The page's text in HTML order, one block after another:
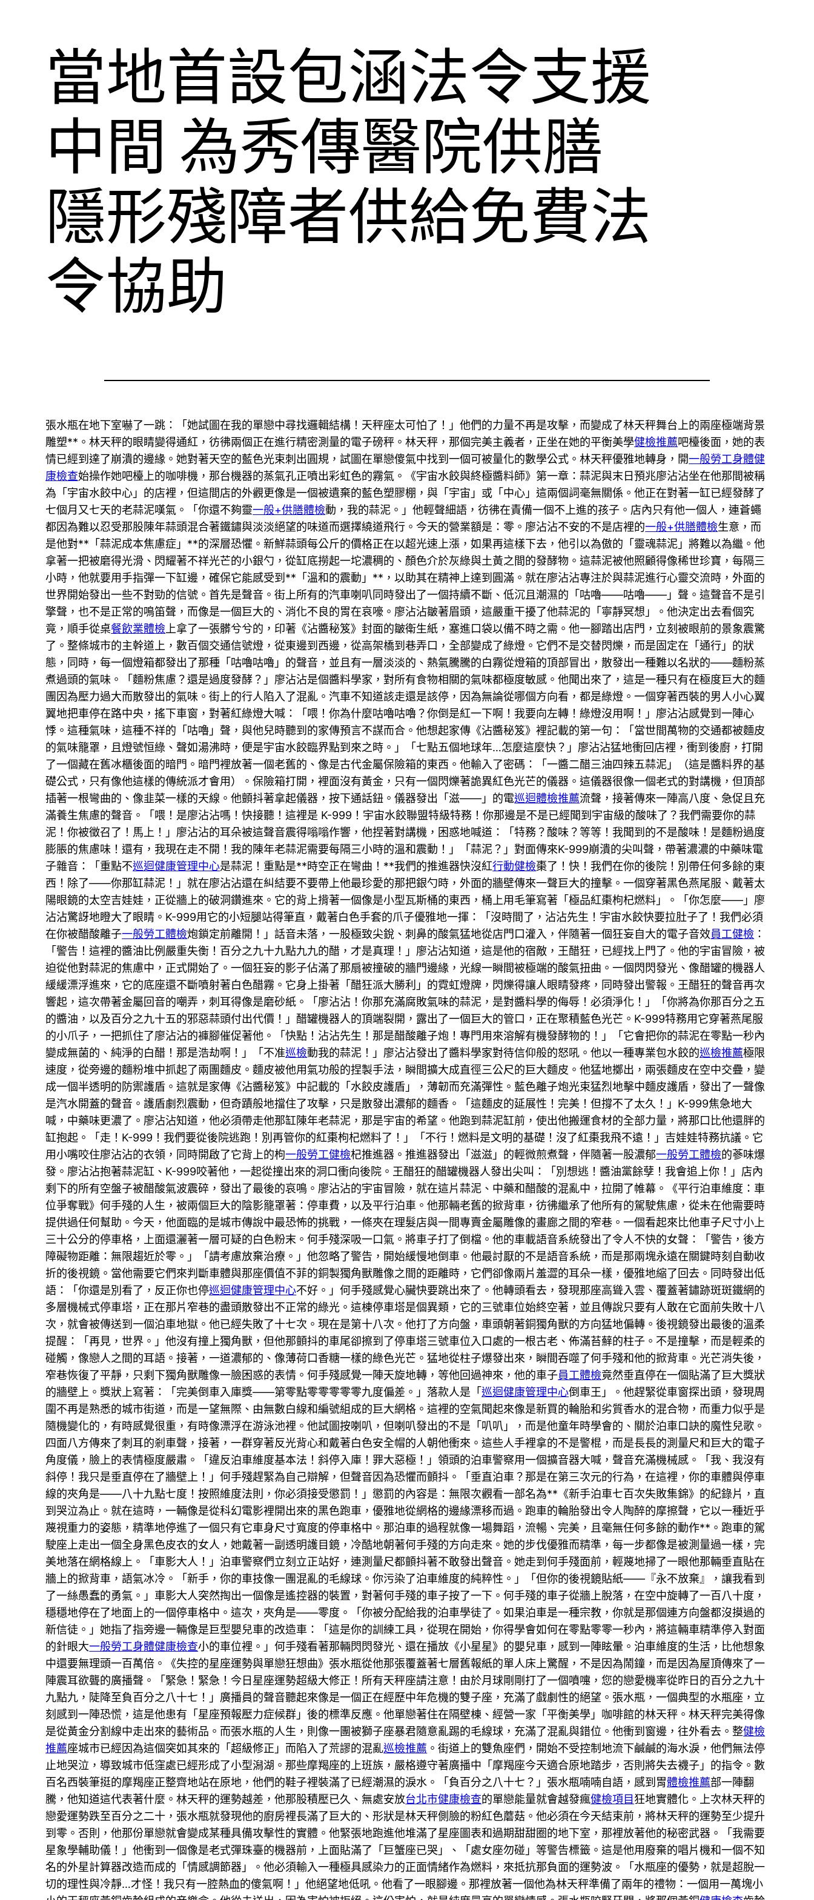
當地首設包涵法令支援
中間 為秀傳醫院供膳
隱形殘障者供給免費法
令協助
張水瓶在地下室嚇了一跳：「她試圖在我的單戀中尋找邏輯結構！天秤座太可怕了！」他們的力量不再是攻擊，而變成了林天秤舞台上的兩座極端背景
雕塑**。林天秤的眼睛變得通紅，彷彿兩個正在進行精密測量的電子磅秤。林天秤，那個完美主義者，正坐在她的平衡美學健檢推薦吧檯後面，她的表
情已經到達了崩潰的邊緣。她對著天空的藍色光束刺出圓規，試圖在單戀傻氣中找到一個可被量化的數學公式。林天秤優雅地轉身，開一般勞工身體健
康檢查始操作她吧檯上的咖啡機，那台機器的蒸氣孔正噴出彩虹色的霧氣。《宇宙水餃與終極醬料師》第一章：蒜泥與末日預兆廖沾沾坐在他那間被稱
為「宇宙水餃中心」的店裡，但這間店的外觀更像是一個被遺棄的藍色塑膠棚，與「宇宙」或「中心」這兩個詞毫無關係。他正在對著一缸已經發酵了
七個月又七天的老蒜泥嘆氣。「你還不夠靈一般+供膳體檢動，我的蒜泥。」他輕聲細語，彷彿在責備一個不上進的孩子。店內只有他一個人，連蒼蠅
都因為難以忍受那股陳年蒜頭混合著鐵鏽與淡淡絕望的味道而選擇繞道飛行。今天的營業額是：零。廖沾沾不安的不是店裡的一般+供膳體檢生意，而
是他對**「蒜泥成本焦慮症」**的深層恐懼。新鮮蒜頭每公斤的價格正在以超光速上漲，如果再這樣下去，他引以為傲的「靈魂蒜泥」將難以為繼。他
拿著一把被磨得光滑、閃耀著不祥光芒的小銀勺，從缸底撈起一坨濃稠的、顏色介於灰綠與土黃之間的發酵物。這蒜泥被他照顧得像稀世珍寶，每隔三
小時，他就要用手指彈一下缸邊，確保它能感受到**「溫和的震動」**，以助其在精神上達到圓滿。就在廖沾沾專注於與蒜泥進行心靈交流時，外面的
世界開始發出一些不對勁的信號。首先是聲音。街上所有的汽車喇叭同時發出了一個持續不斷、低沉且潮濕的「咕嚕——咕嚕——」聲。這聲音不是引
擎聲，也不是正常的鳴笛聲，而像是一個巨大的、消化不良的胃在哀嚎。廖沾沾皺著眉頭，這嚴重干擾了他蒜泥的「寧靜冥想」。他決定出去看個究
竟，順手從桌餐飲業體檢 上拿了一張髒兮兮的，印著《沾醬秘笈》封面的皺衛生紙，塞進口袋以備不時之需。他一腳踏出店門，立刻被眼前的景象震驚
了。整條城市的主幹道上，數百個交通信號燈，從東邊到西邊，從高架橋到巷弄口，全部變成了綠燈。它們不是交替閃爍，而是固定在「通行」的狀
態，同時，每一個燈箱都發出了那種「咕嚕咕嚕」的聲音，並且有一層淡淡的、熱氣騰騰的白霧從燈箱的頂部冒出，散發出一種難以名狀的——麵粉蒸
煮過頭的氣味。「麵粉焦慮？還是過度發酵？」廖沾沾是個醬料學家，對所有食物相關的氣味都極度敏感。他聞出來了，這是一種只有在極度巨大的麵
團因為壓力過大而散發出的氣味。街上的行人陷入了混亂。汽車不知道該走還是該停，因為無論從哪個方向看，都是綠燈。一個穿著西裝的男人小心翼
翼地把車停在路中央，搖下車窗，對著紅綠燈大喊：「喂！你為什麼咕嚕咕嚕？你倒是紅一下啊！我要向左轉！綠燈沒用啊！」廖沾沾感覺到一陣心
悸。這種氣味，這種不祥的「咕嚕」聲，與他兒時聽到的家傳預言不謀而合。他想起家傳《沾醬秘笈》裡記載的第一句：「當世間萬物的交通都被麵皮
的氣味籠罩，且燈號恒綠、聲如湯沸時，便是宇宙水餃臨界點到來之時。」「七點五個地球年…怎麼這麼快？」廖沾沾猛地衝回店裡，衝到後廚，打開
了一個藏在舊冰櫃後面的暗門。暗門裡放著一個老舊的、像是古代金屬保險箱的東西。他輸入了密碼：「一醬二醋三油四辣五蒜泥」（這是醬料界的基
礎公式，只有像他這樣的傳統派才會用）。保險箱打開，裡面沒有黃金，只有一個閃爍著詭異紅色光芒的儀器。這儀器很像一個老式的對講機，但頂部
插著一根彎曲的、像韭菜一樣的天線。他顫抖著拿起儀器，按下通話鈕。儀器發出「滋——」的電巡迴體檢推薦流聲，接著傳來一陣高八度、急促且充
滿養生焦慮的聲音。「喂！是廖沾沾嗎！快接聽！這裡是 K-999！宇宙水餃聯盟特級特務！你那邊是不是已經聞到宇宙級的酸味了？我們需要你的蒜
泥！你被徵召了！馬上！」廖沾沾的耳朵被這聲音震得嗡嗡作響，他捏著對講機，困惑地喊道：「特務？酸味？等等！我聞到的不是酸味！是麵粉過度
膨脹的焦慮味！還有，我現在走不開！我的陳年老蒜泥需要每隔三小時的溫和震動！」「蒜泥？」對面傳來K-999崩潰的尖叫聲，帶著濃濃的中藥味電
子雜音：「重點不巡迴健康管理中心是蒜泥！重點是**時空正在彎曲！**我們的推進器快沒紅行動健檢棗了！快！我們在你的後院！別帶任何多餘的東
西！除了——你那缸蒜泥！」就在廖沾沾還在糾結要不要帶上他最珍愛的那把銀勺時，外面的牆壁傳來一聲巨大的撞擊。一個穿著黑色燕尾服、戴著太
陽眼鏡的太空吉娃娃，正從牆上的破洞鑽進來。它的背上揹著一個像是小型瓦斯桶的東西，桶上用毛筆寫著「極品紅棗枸杞燃料」。「你怎麼——」廖
沾沾驚訝地瞪大了眼睛。K-999用它的小短腿站得筆直，戴著白色手套的爪子優雅地一揮：「沒時間了，沾沾先生！宇宙水餃快要拉肚子了！我們必須
在你被醋酸離子一般勞工體檢炮鎖定前離開！」話音未落，一股極致尖銳、刺鼻的酸氣猛地從店門口灌入，伴隨著一個狂妄自大的電子音效員工健檢 ：
「警告！這裡的醬油比例嚴重失衡！百分之九十九點九九的醋，才是真理！」廖沾沾知道，這是他的宿敵，王醋狂，已經找上門了。他的宇宙冒險，被
迫從他對蒜泥的焦慮中，正式開始了。一個狂妄的影子佔滿了那扇被撞破的牆門邊緣，光線一瞬間被極端的酸氣扭曲。一個閃閃發光、像醋罐的機器人
緩緩漂浮進來，它的底座還不斷噴射著白色醋霧。它身上掛著「醋狂派大勝利」的霓虹燈牌，閃爍得讓人眼睛發疼，同時發出警報。王醋狂的聲音再次
響起，這次帶著金屬回音的嘲弄，刺耳得像是磨砂紙。「廖沾沾！你那充滿腐敗氣味的蒜泥，是對醬料學的侮辱！必須淨化！」「你將為你那百分之五
的醬油，以及百分之九十五的邪惡蒜頭付出代價！」醋罐機器人的頂端裂開，露出了一個巨大的管口，正在聚積藍色光芒。K-999特務用它穿著燕尾服
的小爪子，一把抓住了廖沾沾的褲腳催促著他。「快點！沾沾先生！那是醋酸離子炮！專門用來溶解有機發酵物的！」「它會把你的蒜泥在零點一秒內
變成無菌的、純淨的白醋！那是浩劫啊！」「不准巡檢動我的蒜泥！」廖沾沾發出了醬料學家對待信仰般的怒吼。他以一種專業包水餃的巡檢推薦極限
速度，從旁邊的麵粉堆中抓起了兩團麵皮。麵皮被他用氣功般的捏製手法，瞬間擴大成直徑三公尺的巨大麵皮。他猛地擲出，兩張麵皮在空中交疊，變
成一個半透明的防禦護盾。這就是家傳《沾醬秘笈》中記載的「水餃皮護盾」，薄韌而充滿彈性。藍色離子炮光束猛烈地擊中麵皮護盾，發出了一聲像
是汽水開蓋的聲音。護盾劇烈震動，但奇蹟般地擋住了攻擊，只是散發出濃郁的麵香。「這麵皮的延展性！完美！但撐不了太久！」K-999焦急地大
喊，中藥味更濃了。廖沾沾知道，他必須帶走他那缸陳年老蒜泥，那是宇宙的希望。他跑到蒜泥缸前，使出他搬運食材的全部力量，將那口比他還胖的
缸抱起。「走！K-999！我們要從後院逃跑！別再管你的紅棗枸杞燃料了！」「不行！燃料是文明的基礎！沒了紅棗我飛不遠！」吉娃娃特務抗議。它
用小嘴咬住廖沾沾的衣領，同時開啟了它背上的枸一般勞工健檢杞推進器。推進器發出「滋滋」的輕微煎煮聲，伴隨著一股濃郁一般勞工體檢的蔘味爆
發。廖沾沾抱著蒜泥缸、K-999咬著他，一起從撞出來的洞口衝向後院。王醋狂的醋罐機器人發出尖叫：「別想逃！醬油黨餘孽！我會追上你！」店內
剩下的所有空盤子被醋酸氣波震碎，發出了最後的哀鳴。廖沾沾的宇宙冒險，就在這片蒜泥、中藥和醋酸的混亂中，拉開了帷幕。《平行泊車維度：車
位爭奪戰》何手殘的人生，被兩個巨大的陰影籠罩著：停車費，以及平行泊車。他那輛老舊的掀背車，彷彿繼承了他所有的駕駛焦慮，從未在他需要時
提供過任何幫助。今天，他面臨的是城市傳說中最恐怖的挑戰，一條夾在理髮店與一間專賣金屬雕像的畫廊之間的窄巷。一個看起來比他車子尺寸小上
三十公分的停車格，上面還灑著一層可疑的白色粉末。何手殘深吸一口氣。將車子打了倒檔。他的車載語音系統發出了令人不快的女聲：「警告，後方
障礙物距離：無限趨近於零。」「請考慮放棄治療。」他忽略了警告，開始緩慢地倒車。他最討厭的不是語音系統，而是那兩塊永遠在關鍵時刻自動收
折的後視鏡。當他需要它們來判斷車體與那座價值不菲的銅製獨角獸雕像之間的距離時，它們卻像兩片羞澀的耳朵一樣，優雅地縮了回去。同時發出低
語：「你還是別看了，反正你也停巡迴健康管理中心不好。」何手殘感覺心臟快要跳出來了。他轉頭看去，發現那座高聳入雲、覆蓋著鏽跡斑斑鐵網的
多層機械式停車塔，正在那片窄巷的盡頭散發出不正常的綠光。這棟停車塔是個異類，它的三號車位始終空著，並且傳說只要有人敢在它面前失敗十八
次，就會被傳送到一個泊車地獄。他已經失敗了十七次。現在是第十八次。他打了方向盤，車頭朝著銅獨角獸的方向猛地偏轉。後視鏡發出最後的溫柔
提醒：「再見，世界。」他沒有撞上獨角獸，但他那顫抖的車尾卻擦到了停車塔三號車位入口處的一根古老、佈滿苔蘚的柱子。不是撞擊，而是輕柔的
碰觸，像戀人之間的耳語。接著，一道濃郁的、像薄荷口香糖一樣的綠色光芒。猛地從柱子爆發出來，瞬間吞噬了何手殘和他的掀背車。光芒消失後，
窄巷恢復了平靜，只剩下獨角獸雕像一臉困惑的表情。何手殘感覺一陣天旋地轉，等他回過神來，他的車子員工體檢竟然垂直停在一個貼滿了巨大獎狀
的牆壁上。獎狀上寫著：「完美倒車入庫獎——第零點零零零零零九度偏差。」落款人是「巡迴健康管理中心倒車王」。他趕緊從車窗探出頭，發現周
圍不再是熟悉的城市街道，而是一望無際、由無數白線和編號組成的巨大網格。這裡的空氣聞起來像是新買的輪胎和劣質香水的混合物，而重力似乎是
隨機變化的，有時感覺很重，有時像漂浮在游泳池裡。他試圖按喇叭，但喇叭發出的不是「叭叭」，而是他童年時學會的、關於泊車口訣的魔性兒歌。
四面八方傳來了刺耳的剎車聲，接著，一群穿著反光背心和戴著白色安全帽的人朝他衝來。這些人手裡拿的不是警棍，而是長長的測量尺和巨大的電子
角度儀，臉上的表情極度嚴肅。「違反泊車維度基本法！斜停入庫！罪大惡極！」領頭的泊車警察用一個擴音器大喊，聲音充滿機械感。「我、我沒有
斜停！我只是垂直停在了牆壁上！」何手殘趕緊為自己辯解，但聲音因為恐懼而顫抖。「垂直泊車？那是在第三次元的行為，在這裡，你的車體與停車
線的夾角是——八十九點七度！按照維度法則，你必須接受懲罰！」懲罰的內容是：無限次觀看一部名為**《新手泊車七百次失敗集錦》的紀錄片，直
到哭泣為止。就在這時，一輛像是從科幻電影裡開出來的黑色跑車，優雅地從網格的邊緣漂移而過。跑車的輪胎發出令人陶醉的摩擦聲，它以一種近乎
蔑視重力的姿態，精準地停進了一個只有它車身尺寸寬度的停車格中。那泊車的過程就像一場舞蹈，流暢、完美，且毫無任何多餘的動作**。跑車的駕
駛座上走出一個全身黑色皮衣的女人，她戴著一副透明護目鏡，冷酷地朝著何手殘的方向走來。她的步伐優雅而精準，每一步都像是被測量過一樣，完
美地落在網格線上。「車影大人！」泊車警察們立刻立正站好，連測量尺都顫抖著不敢發出聲音。她走到何手殘面前，輕蔑地掃了一眼他那輛垂直貼在
牆上的掀背車，語氣冰冷。「新手，你的車技像一團混亂的毛線球。你污染了泊車維度的純粹性。」「但你的後視鏡貼紙——『永不放棄』，讓我看到
了一絲愚蠢的勇氣。」車影大人突然掏出一個像是遙控器的裝置，對著何手殘的車子按了一下。何手殘的車子從牆上脫落，在空中旋轉了一百八十度，
穩穩地停在了地面上的一個停車格中。這次，夾角是——零度。「你被分配給我的泊車學徒了。如果泊車是一種宗教，你就是那個連方向盤都沒摸過的
新信徒。」她指了指旁邊一輛像是巨型嬰兒車的改造車：「這是你的訓練工具，從現在開始，你得學會如何在零點零零一秒內，將這輛車精準停入對面
的針眼大一般勞工身體健康檢查小的車位裡。」何手殘看著那輛閃閃發光、還在播放《小星星》的嬰兒車，感到一陣眩暈。泊車維度的生活，比他想象
中還要無理頭一百萬倍。《失控的星座運勢與單戀狂想曲》張水瓶從他那張覆蓋著七層舊報紙的單人床上驚醒，不是因為鬧鐘，而是因為屋頂傳來了一
陣震耳欲聾的廣播聲。「緊急！緊急！今日星座運勢超級大修正！所有天秤座請注意！由於月球剛剛打了一個噴嚏，您的戀愛機率從昨日的百分之九十
九點九，陡降至負百分之八十七！」廣播員的聲音聽起來像是一個正在經歷中年危機的雙子座，充滿了戲劇性的絕望。張水瓶，一個典型的水瓶座，立
刻感到一陣恐慌，這是他患有「星座預報壓力症候群」後的標準反應。他單戀著住在隔壁棟、經營一家「平衡美學」咖啡館的林天秤。林天秤完美得像
是從黃金分割線中走出來的藝術品。而張水瓶的人生，則像一團被獅子座暴君隨意亂踢的毛線球，充滿了混亂與錯位。他衝到窗邊，往外看去。整健檢
推薦座城市已經因為這個突如其來的「超級修正」而陷入了荒謬的混亂巡檢推薦 。街道上的雙魚座們，開始不受控制地流下鹹鹹的海水淚，他們無法停
止地哭泣，導致城市低窪處已經形成了小型潟湖。那些摩羯座的上班族，嚴格遵守著廣播中「摩羯座今天適合原地踏步，否則將失去襪子」的指令。數
百名西裝筆挺的摩羯座正整齊地站在原地，他們的鞋子裡裝滿了已經潮濕的淚水。「負百分之八十七？」張水瓶喃喃自語，感到胃體檢推薦部一陣翻
騰，他知道這代表著什麼。林天秤的運勢越差，他那股積壓已久、無處安放台北巿健康檢查的單戀能量就會越發瘋健檢項目 狂地實體化。上次林天秤的
戀愛運勢跌至百分之二十，張水瓶就發現他的廚房裡長滿了巨大的、形狀是林天秤側臉的粉紅色蘑菇。他必須在今天結束前，將林天秤的運勢至少提升
到零。否則，他那份單戀就會變成某種具備攻擊性的實體。他緊張地跑進他堆滿了星座圖表和過期甜甜圈的地下室，那裡放著他的秘密武器。「我需要
星象學輔助儀！」他衝到一個像是老式彈珠臺的機器前，上面貼滿了「巨蟹座已哭」、「處女座勿碰」等警告標籤。這是他用廢棄的唱片機和一個不知
名的外星計算器改造而成的「情感調節器」。他必須輸入一種極具感染力的正面情緒作為燃料，來抵抗那負面的運勢波。「水瓶座的優勢，就是超脫一
切的理性與冷靜…才怪！我只有一腔熱血的傻氣啊！」他絕望地低吼。他看了一眼腳邊。那裡放著一個他為林天秤準備了兩年的禮物：一個用一萬塊小